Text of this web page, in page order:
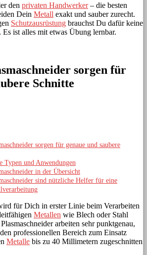
den privaten Handwerker– die besten
Dein Metall exakt und sauber zurecht.
Schutzausrüstung brauchst Du dafür keine
ist alles mit etwas Übung lernbar.
sorgen für
Schnitte
sorgen für genaue und saubere
Typen und Anwendungen
in der Übersicht
sind nützliche Helfer für eine
für Dich in erster Linie beim Verarbeiten
Metallen wie Blech oder Stahl
arbeiten sehr punktgenau,
professionellen Bereich zum Einsatz
Metalle bis zu 40 Millimetern zugeschnitten